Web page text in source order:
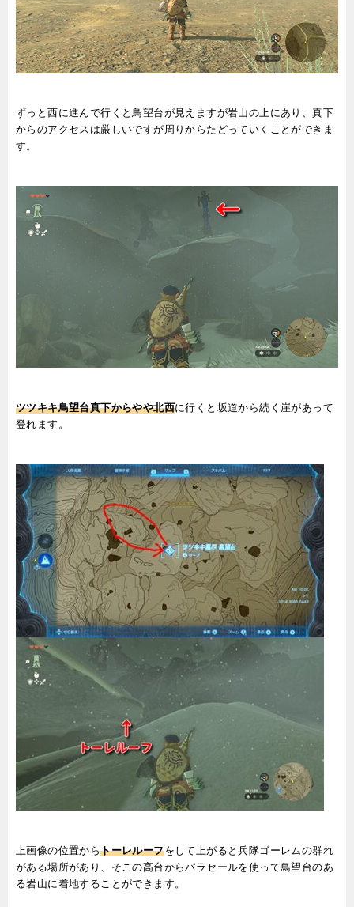
ずっと西に進んで行くと鳥望台が見えますが岩山の上にあり、真下
からのアクセスは厳しいですが周りからたどっていくことができま
す。
ツツキキ鳥望台真下からやや北西に行くと坂道から続く崖があって
登れます。
上画像の位置からトーレルーフをして上がると兵隊ゴーレムの群れ
がある場所があり、そこの高台からパラセールを使って鳥望台のあ
る岩山に着地することができます。